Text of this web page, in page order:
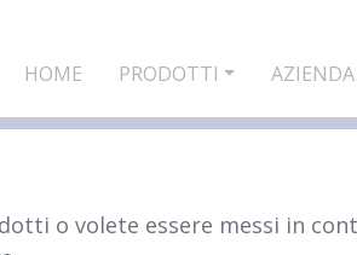
HOME PRODOTTI AZIENDA
o volete essere messi in